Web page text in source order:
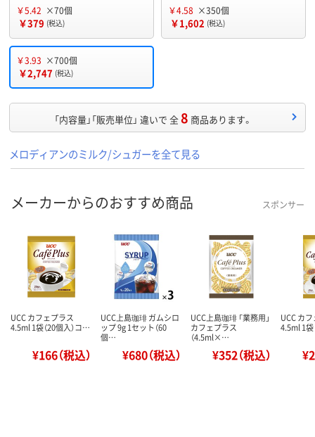
￥5.42 ×70個
￥379 (税込)
￥4.58 ×350個
￥1,602 (税込)
￥3.93 ×700個
￥2,747 (税込)
「内容量」「販売単位」 違いで 全8 商品あります。
メロディアンのミルク/シュガーを全て見る
メーカーからのおすすめ商品 スポンサー
UCC カフェプラス
4.5ml 1袋（20個入）コ…
¥166（税込）
UCC上島珈琲 ガムシロ
ップ 9g 1セット（60
個…
¥680（税込）
UCC上島珈琲 「業務用」
カフェプラス
（4.5ml×…
¥352（税込）
UCC カ
4.5ml 1袋